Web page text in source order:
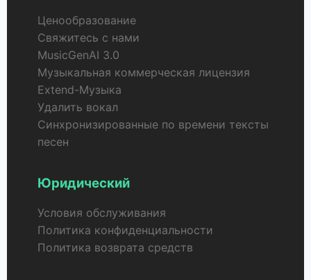
Ценообразование
Свяжитесь с нами
MusicGenAI 3.0
Музыкальная коммерческая лицензия
Extend-Музыка
Удалить вокал
Синхронизированные по времени тексты
песен
Юридический
Условия обслуживания
Политика конфиденциальности
Политика возврата средств